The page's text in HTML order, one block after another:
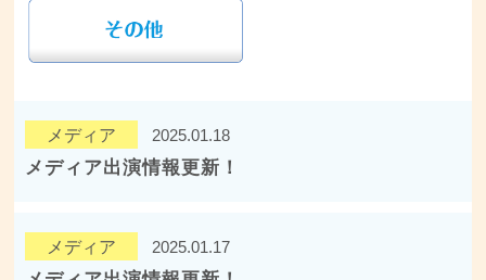
メディア 2025.01.18
メディア出演情報更新！
メディア 2025.01.17